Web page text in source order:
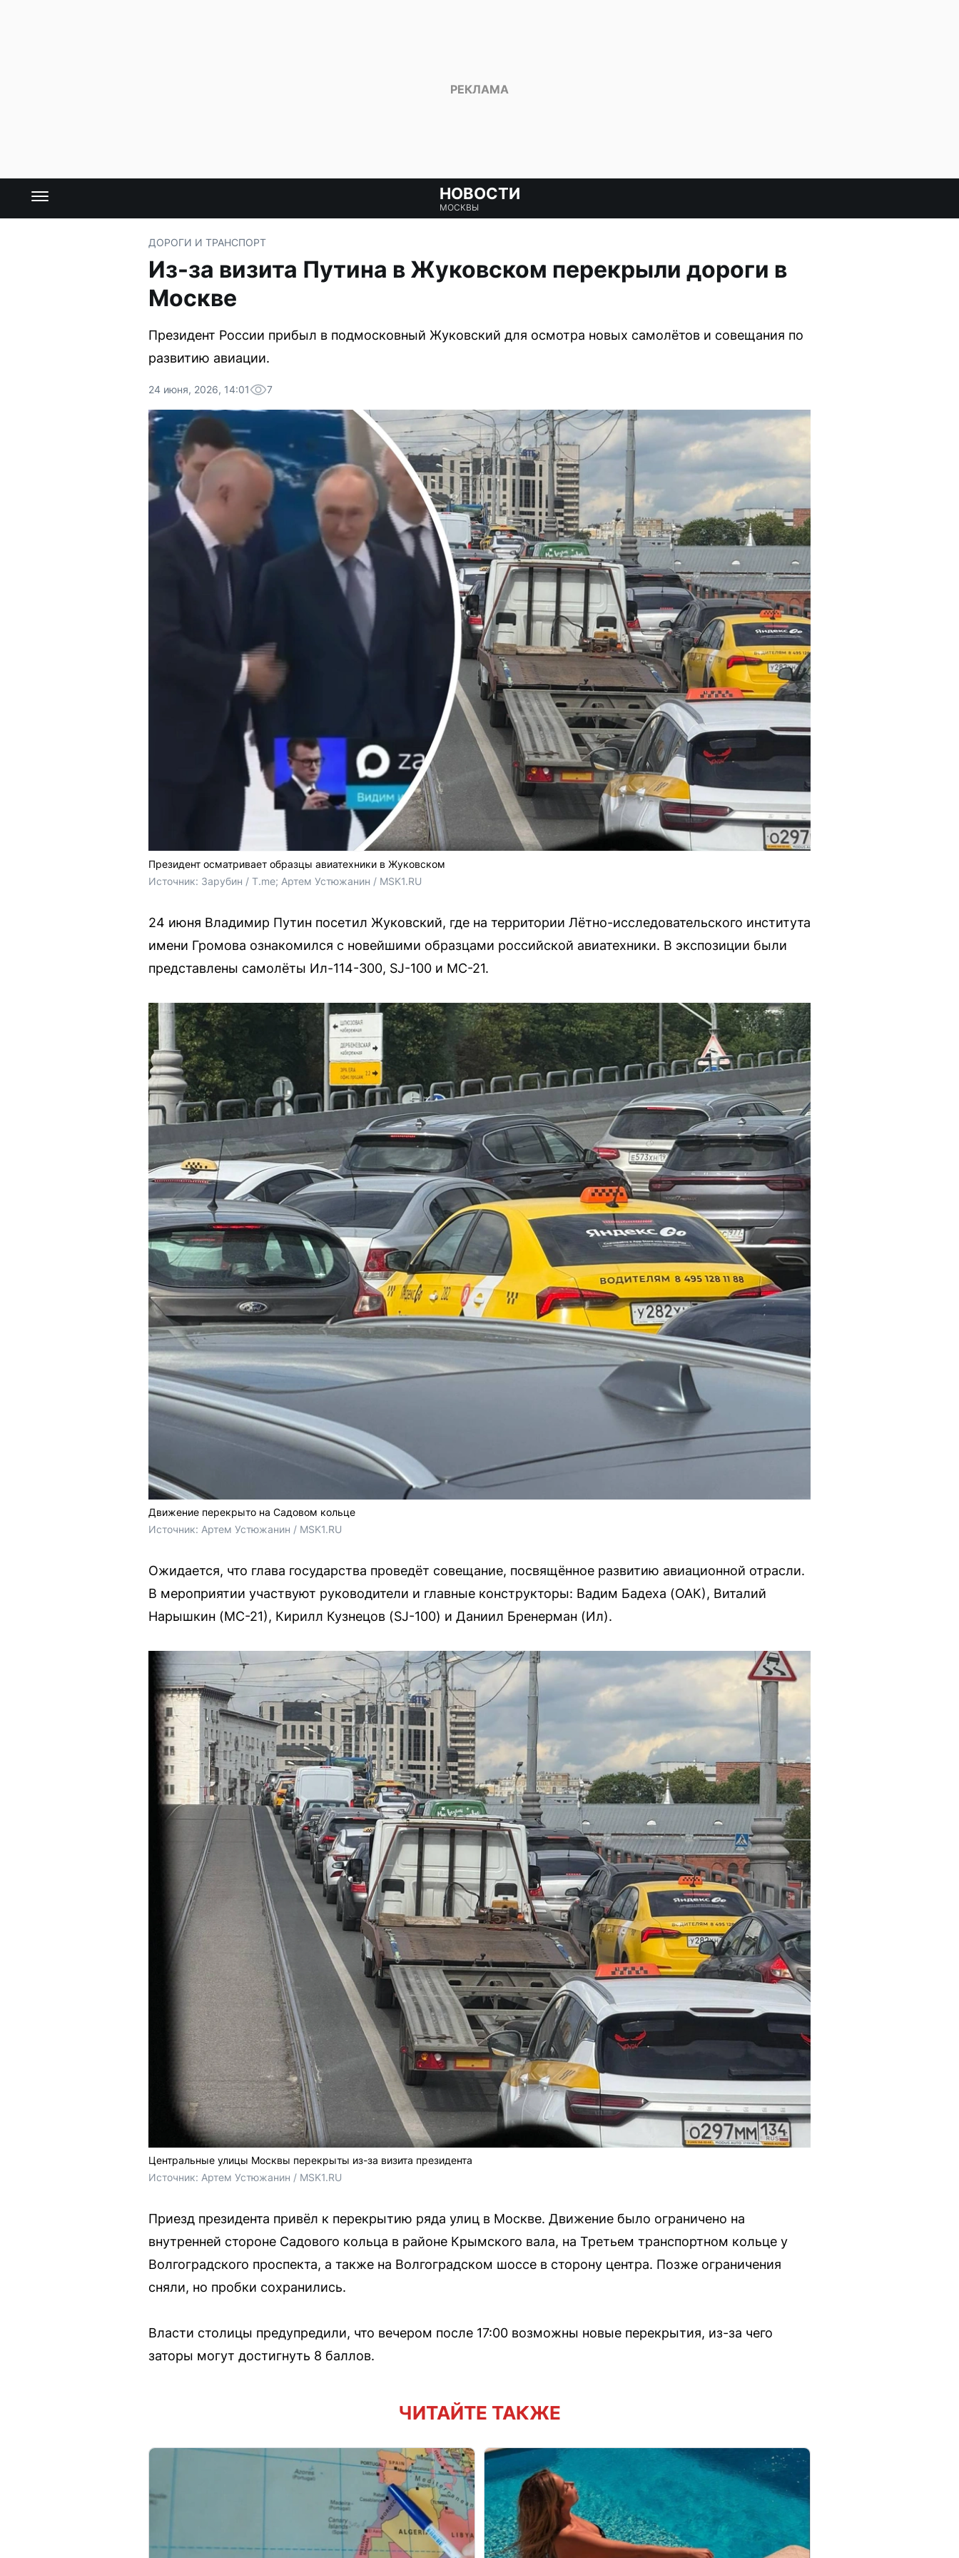
НОВОСТИ
МОСКВЫ
ДОРОГИ И ТРАНСПОРТ
Из-за визита Путина в Жуковском перекрыли дороги в
Москве
Президент России прибыл в подмосковный Жуковский для осмотра новых самолётов и совещания по
развитию авиации.
24 июня, 2026, 14:01 7
Президент осматривает образцы авиатехники в Жуковском
Источник: Зарубин / T.me; Артем Устюжанин / MSK1.RU
24 июня Владимир Путин посетил Жуковский, где на территории Лётно-исследовательского института
имени Громова ознакомился с новейшими образцами российской авиатехники. В экспозиции были
представлены самолёты Ил-114-300, SJ-100 и МС-21.
Движение перекрыто на Садовом кольце
Источник: Артем Устюжанин / MSK1.RU
Ожидается, что глава государства проведёт совещание, посвящённое развитию авиационной отрасли.
В мероприятии участвуют руководители и главные конструкторы: Вадим Бадеха (ОАК), Виталий
Нарышкин (МС-21), Кирилл Кузнецов (SJ-100) и Даниил Бренерман (Ил).
Центральные улицы Москвы перекрыты из-за визита президента
Источник: Артем Устюжанин / MSK1.RU
Приезд президента привёл к перекрытию ряда улиц в Москве. Движение было ограничено на
внутренней стороне Садового кольца в районе Крымского вала, на Третьем транспортном кольце у
Волгоградского проспекта, а также на Волгоградском шоссе в сторону центра. Позже ограничения
сняли, но пробки сохранились.
Власти столицы предупредили, что вечером после 17:00 возможны новые перекрытия, из-за чего
заторы могут достигнуть 8 баллов.
ЧИТАЙТЕ ТАКЖЕ